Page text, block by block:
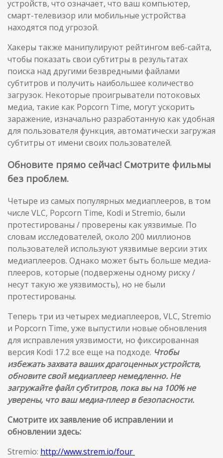
устройств, что означает, что ваш компьютер,
смарт-телевизор или мобильные устройства
находятся под угрозой.
Хакеры также манипулируют рейтингом веб-сайта,
чтобы показать свои субтитры в результатах
поиска над другими безвредными файлами
субтитров и получить наибольшее количество
загрузок. Некоторые проигрыватели потоковых
медиа, такие как Popcorn Time, могут ускорить
заражение, изначально разработанную как удобная
для пользователя функция, автоматически загружая
субтитры от имени своих пользователей.
Обновите прямо сейчас! Смотрите фильмы
без проблем.
Четыре из самых популярных медиаплееров, в том
числе VLC, Popcorn Time, Kodi и Stremio, были
протестированы / проверены как уязвимые. По
словам исследователей, около 200 миллионов
пользователей используют уязвимые версии этих
медиаплееров. Однако может быть больше медиа-
плееров, которые (подвержены одному риску /
несут такую же уязвимость), но не были
протестированы.
Теперь три из четырех медиаплееров, VLC, Stremio
и Popcorn Time, уже выпустили новые обновления
для исправления уязвимости, но фиксированная
версия Kodi 17.2 все еще на подходе. Чтобы
избежать захвата ваших драгоценных устройств,
обновите свой медиаплеер немедленно. Не
загружайте файл субтитров, пока вы на 100% не
уверены, что ваш медиа-плеер в безопасности.
Смотрите их заявление об исправлении и
обновлении здесь:
Stremio: http://www.strem.io/four